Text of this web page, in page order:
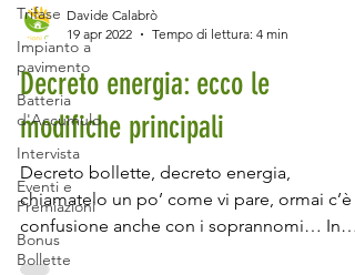
Trifase
Impianto a
pavimento
Batteria
d'Accumulo
Intervista
Eventi e
Premiazioni
Bonus
Bollette
Davide Calabrò
19 apr 2022
Tempo di lettura: 4 min
Decreto energia: ecco le
modifiche principali
Decreto bollette, decreto energia,
chiamatelo un po’ come vi pare, ormai c’è
confusione anche con i soprannomi… In
ogni caso al suo...